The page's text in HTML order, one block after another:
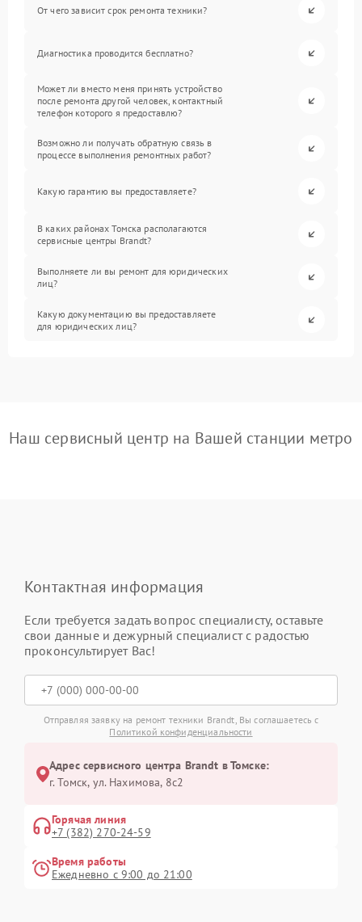
От чего зависит срок ремонта техники?
Диагностика проводится бесплатно?
Может ли вместо меня принять устройство
после ремонта другой человек, контактный
телефон которого я предоставлю?
Возможно ли получать обратную связь в
процессе выполнения ремонтных работ?
Какую гарантию вы предоставляете?
В каких районах Томска располагаются
сервисные центры Brandt?
Выполняете ли вы ремонт для юридических
лиц?
Какую документацию вы предоставляете
для юридических лиц?
Наш сервисный центр на Вашей станции метро
Контактная информация
Если требуется задать вопрос специалисту, оставьте
свои данные и дежурный специалист с радостью
проконсультирует Вас!
Отправляя заявку на ремонт техники Brandt, Вы соглашаетесь с
Политикой конфиденциальности
Адрес сервисного центра Brandt в Томске:
г. Томск, ул. Нахимова, 8с2
Горячая линия
+7 (382) 270-24-59
Время работы
Ежедневно с 9:00 до 21:00